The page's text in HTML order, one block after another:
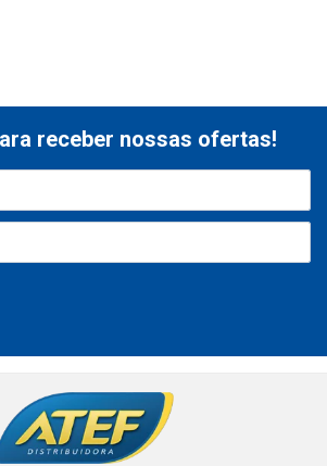
receber nossas ofertas!